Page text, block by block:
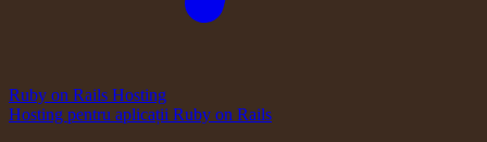
Ruby on Rails Hosting
Hosting pentru aplicații Ruby on Rails